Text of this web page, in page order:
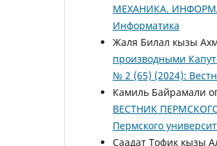
МЕХАНИКА.
Информатика
Жаля Билал кызы
производными
№ 2 (65) (2024):
Камиль Байрамали
ВЕСТНИК
Пермского
Саадат Тофик кызы